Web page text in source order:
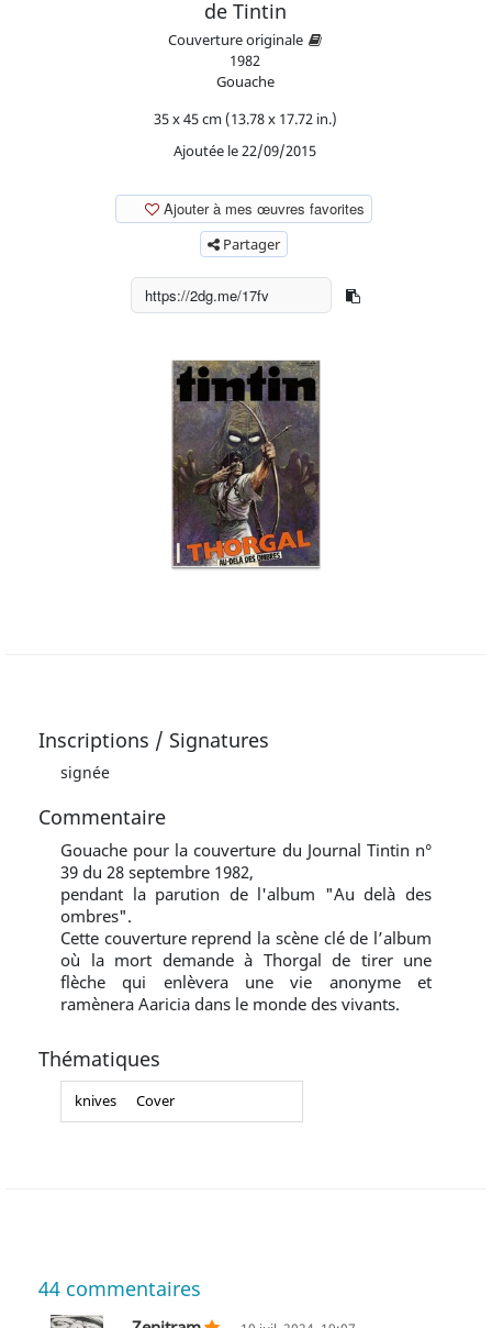
de Tintin
Couverture originale
1982
Gouache
35 x 45 cm (13.78 x 17.72 in.)
Ajoutée le 22/09/2015
Ajouter à mes œuvres favorites
Partager
Inscriptions / Signatures
signée
Commentaire
Gouache pour la couverture du Journal Tintin n°
39 du 28 septembre 1982,
pendant la parution de l'album "Au delà des
ombres".
Cette couverture reprend la scène clé de l’album
où la mort demande à Thorgal de tirer une
flèche qui enlèvera une vie anonyme et
ramènera Aaricia dans le monde des vivants.
Thématiques
knives Cover
44 commentaires